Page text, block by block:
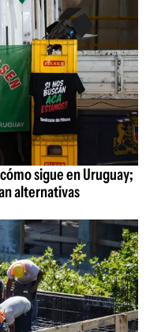
sigue en Uruguay;
alternativas